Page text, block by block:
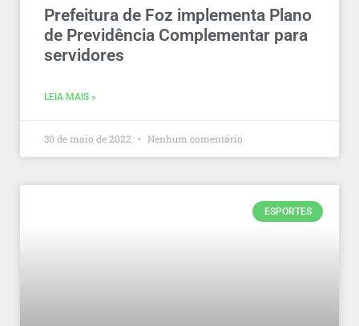
Prefeitura de Foz implementa Plano
de Previdência Complementar para
servidores
LEIA MAIS »
30 de maio de 2022 Nenhum comentário
ESPORTES